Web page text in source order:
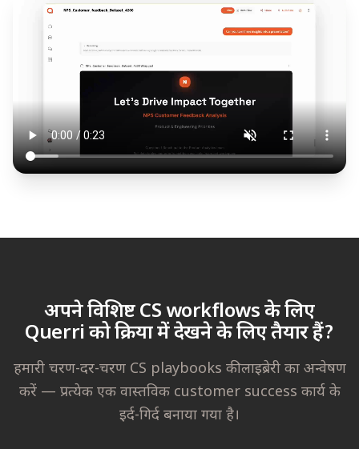
अपने विशिष्ट CS workflows के लिए
Querri को क्रिया में देखने के लिए तैयार हैं?
हमारी चरण-दर-चरण CS playbooks की लाइब्रेरी का अन्वेषण
करें — प्रत्येक एक वास्तविक customer success कार्य के
इर्द-गिर्द बनाया गया है।